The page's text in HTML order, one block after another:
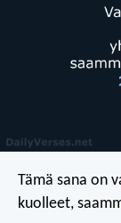
Tämä sana on
kuolleet,